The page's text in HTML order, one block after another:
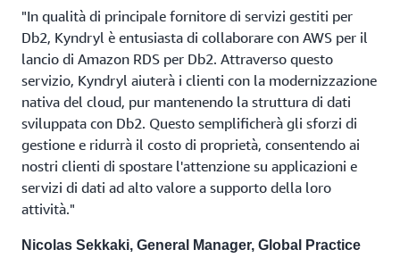
"In qualità di principale fornitore di servizi gestiti per
Db2, Kyndryl è entusiasta di collaborare con AWS per il
lancio di Amazon RDS per Db2. Attraverso questo
servizio, Kyndryl aiuterà i clienti con la modernizzazione
nativa del cloud, pur mantenendo la struttura di dati
sviluppata con Db2. Questo semplificherà gli sforzi di
gestione e ridurrà il costo di proprietà, consentendo ai
nostri clienti di spostare l'attenzione su applicazioni e
servizi di dati ad alto valore a supporto della loro
attività."
Nicolas Sekkaki, General Manager, Global Practice